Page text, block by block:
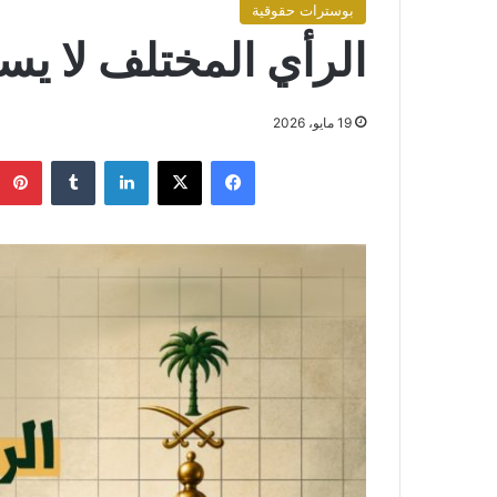
بوسترات حقوقية
الرأي المختلف لا
19 مايو، 2026
فيسبوك X لينكدإن